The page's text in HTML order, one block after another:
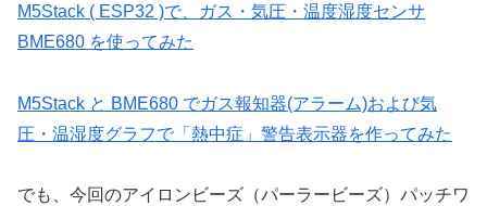
M5Stack ( ESP32 )で、ガス・気圧・温度湿度センサ
BME680 を使ってみた
M5Stack と BME680 でガス報知器(アラーム)および気
圧・温湿度グラフで「熱中症」警告表示器を作ってみた
でも、今回のアイロンビーズ（パーラービーズ）パッチワ